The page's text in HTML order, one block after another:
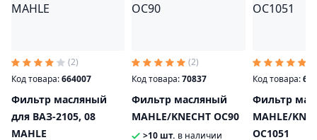
(2)
Код товара:664007
Фильтр масляный
для ВАЗ-2105, 08
MAHLE
(2)
Код товара:70837
Фильтр масляный
MAHLE/KNECHT OC90
>10 шт. в наличии
Код товара:
Фильтр
MAHLE/
OC1051